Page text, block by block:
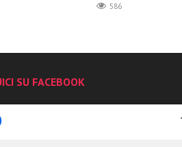
586
SU FACEBOOK